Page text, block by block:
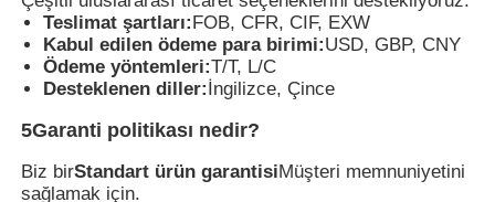
Teslimat şartları: FOB, CFR, CIF, EXW
Kabul edilen ödeme para birimi:USD, GBP, CNY
Ödeme yöntemleri:T/T, L/C
Desteklenen diller: İngilizce, Çince
5Garanti politikası nedir?
Biz birStandart ürün garantisiMüşteri memnuniyetini
sağlamak için.